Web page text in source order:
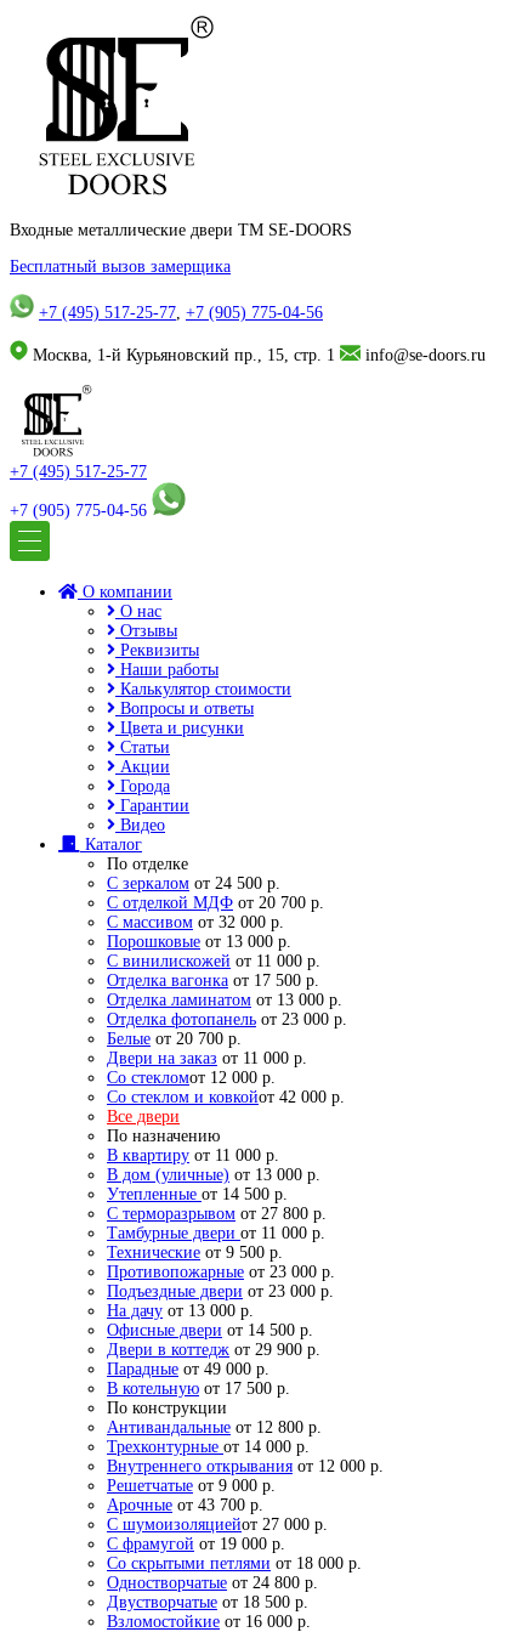
Входные металлические двери TM SE-DOORS
Бесплатный вызов замерщика
+7 (495) 517-25-77, +7 (905) 775-04-56
Москва, 1-й Курьяновский пр., 15, стр. 1 info@se-doors.ru
+7 (495) 517-25-77
+7 (905) 775-04-56
О компании
О нас
Отзывы
Реквизиты
Наши работы
Калькулятор стоимости
Вопросы и ответы
Цвета и рисунки
Статьи
Акции
Города
Гарантии
Видео
Каталог
По отделке
С зеркалом от 24 500 р.
С отделкой МДФ от 20 700 р.
С массивом от 32 000 р.
Порошковые от 13 000 р.
С винилискожей от 11 000 р.
Отделка вагонка от 17 500 р.
Отделка ламинатом от 13 000 р.
Отделка фотопанель от 23 000 р.
Белые от 20 700 р.
Двери на заказ от 11 000 р.
Со стекломот 12 000 р.
Со стеклом и ковкойот 42 000 р.
Все двери
По назначению
В квартиру от 11 000 р.
В дом (уличные) от 13 000 р.
Утепленные от 14 500 р.
С терморазрывом от 27 800 р.
Тамбурные двери от 11 000 р.
Технические от 9 500 р.
Противопожарные от 23 000 р.
Подъездные двери от 23 000 р.
На дачу от 13 000 р.
Офисные двери от 14 500 р.
Двери в коттедж от 29 900 р.
Парадные от 49 000 р.
В котельную от 17 500 р.
По конструкции
Антивандальные от 12 800 р.
Трехконтурные от 14 000 р.
Внутреннего открывания от 12 000 р.
Решетчатые от 9 000 р.
Арочные от 43 700 р.
С шумоизоляциейот 27 000 р.
С фрамугой от 19 000 р.
Со скрытыми петлями от 18 000 р.
Одностворчатые от 24 800 р.
Двустворчатые от 18 500 р.
Взломостойкие от 16 000 р.